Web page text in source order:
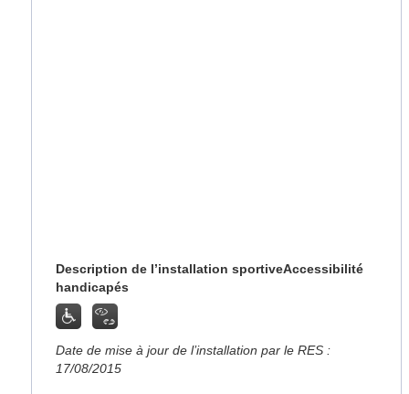
Description de l’installation sportiveAccessibilité
handicapés
Date de mise à jour de l’installation par le RES :
17/08/2015